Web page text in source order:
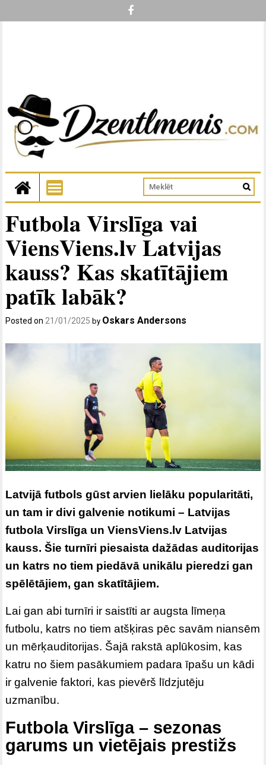
Futbola Virslīga vai
ViensViens.lv Latvijas
kauss? Kas skatītājiem
patīk labāk?
Posted on21/01/2025 by Oskars Andersons
Latvijā futbols gūst arvien lielāku popularitāti,
un tam ir divi galvenie notikumi – Latvijas
futbola Virslīga un ViensViens.lv Latvijas
kauss. Šie turnīri piesaista dažādas auditorijas
un katrs no tiem piedāvā unikālu pieredzi gan
spēlētājiem, gan skatītājiem.
Lai gan abi turnīri ir saistīti ar augsta līmeņa
futbolu, katrs no tiem atšķiras pēc savām niansēm
un mērķauditorijas. Šajā rakstā aplūkosim, kas
katru no šiem pasākumiem padara īpašu un kādi
ir galvenie faktori, kas pievērš līdzjutēju
uzmanību.
Futbola Virslīga – sezonas
garums un vietējais prestižs